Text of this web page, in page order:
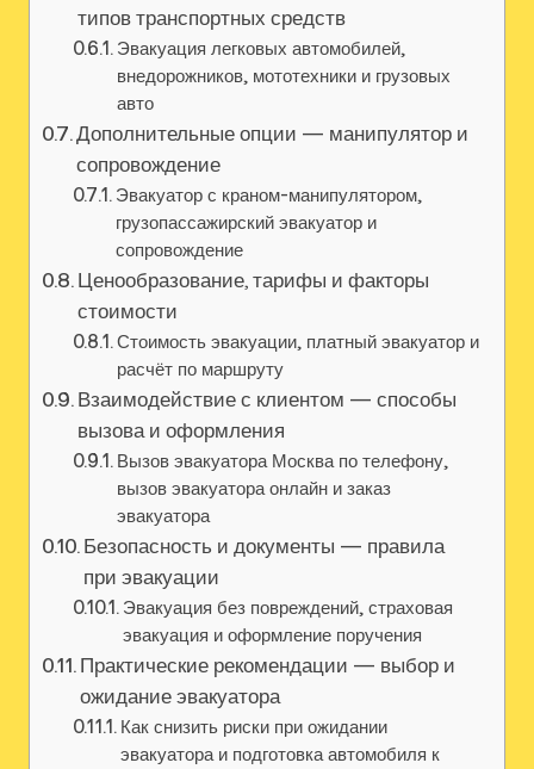
типов транспортных средств
Эвакуация легковых автомобилей‚
внедорожников‚ мототехники и грузовых
авто
Дополнительные опции — манипулятор и
сопровождение
Эвакуатор с краном-манипулятором‚
грузопассажирский эвакуатор и
сопровождение
Ценообразование, тарифы и факторы
стоимости
Стоимость эвакуации‚ платный эвакуатор и
расчёт по маршруту
Взаимодействие с клиентом — способы
вызова и оформления
Вызов эвакуатора Москва по телефону‚
вызов эвакуатора онлайн и заказ
эвакуатора
Безопасность и документы — правила
при эвакуации
Эвакуация без повреждений‚ страховая
эвакуация и оформление поручения
Практические рекомендации — выбор и
ожидание эвакуатора
Как снизить риски при ожидании
эвакуатора и подготовка автомобиля к